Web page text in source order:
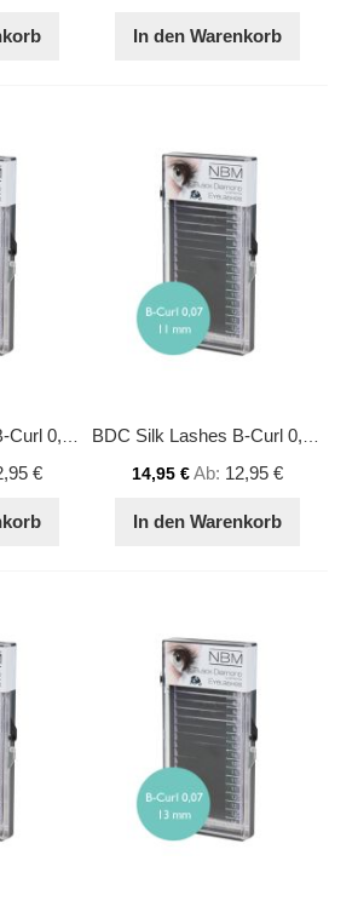
In den Warenkorb
€
14,95 €Ab 12,95 €
In den Warenkorb